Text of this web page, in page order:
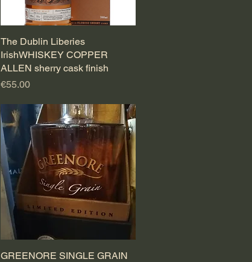
Quick View
The Dublin Liberies
IrishWHISKEY COPPER
ALLEN sherry cask finish
Price
€55.00
Quick View
GREENORE SINGLE GRAIN